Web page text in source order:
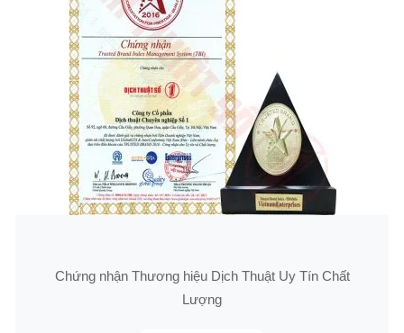
Chứng nhận Thương hiệu Dịch Thuật Uy Tín Chất
Lượng